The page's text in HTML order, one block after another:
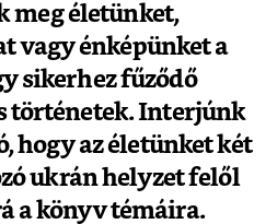
meg életünket,
vagy énképünket a
sikerhez fűződő
történetek. Interjúnk
hogy az életünket két
ukrán helyzet felől
a könyv témáira.